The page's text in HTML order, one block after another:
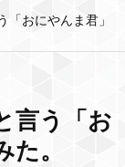
¥1,600
おにやんま君」
言う「お
。